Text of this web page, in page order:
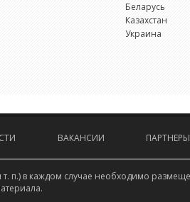
Fisker
Hummer
Беларусь
Казахстан
Украина
ВАКАНСИИ ПАРТНЕРЫ
п.) в каждом случае необходимо